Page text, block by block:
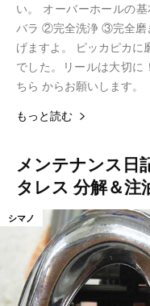
い。 オーバーホールの
バラ ②完全洗浄 ③完全磨
げますよ。 ピッカピカに
でした。リールは大切に
ちら からお願いします。
もっと読む
メンテナンス日
タレス 分解＆注
シマノ